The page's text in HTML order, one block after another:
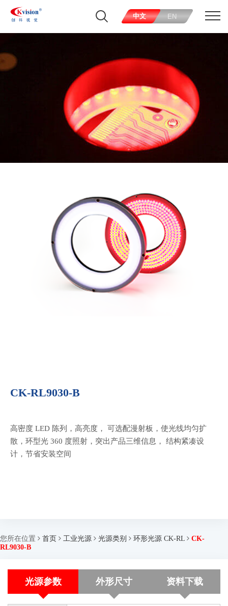
中文 EN
CK-RL9030-B
高密度 LED 陈列，高亮度， 可选配漫射板，使光线均匀扩
散，环型光 360 度照射，突出产品三维信息， 结构紧凑设
计，节省安装空间
您所在位置 首页 工业光源 光源类别 环形光源 CK-RL
CK-
RL9030-B
光源参数 外形尺寸 资料下载